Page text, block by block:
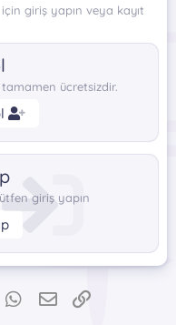
giriş yapın veya kayıt
ücretsizdir.
giriş yapın
Tumblr WhatsApp
E-posta